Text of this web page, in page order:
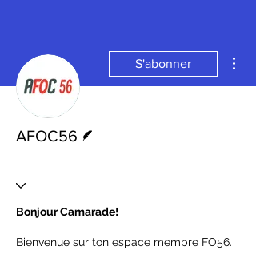
S'abonner
AFOC56
Bonjour Camarade!
Bienvenue sur ton espace membre FO56.